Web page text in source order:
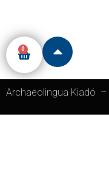
0
Archaeolingua Kiadó –